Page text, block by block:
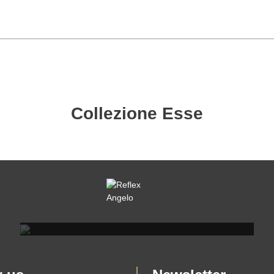
Collezione Esse